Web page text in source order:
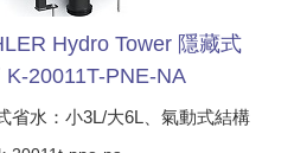
Hydro Tower 隱藏式
K-20011T-PNE-NA
省水：小3L/大6L、氣動式結構